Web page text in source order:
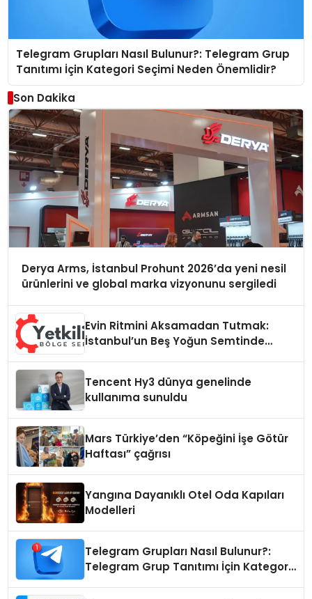
Telegram Grupları Nasıl Bulunur?: Telegram Grup
Tanıtımı İçin Kategori Seçimi Neden Önemlidir?
Son Dakika
Derya Arms, İstanbul Prohunt 2026’da yeni nesil
ürünlerini ve global marka vizyonunu sergiledi
Evin Ritmini Aksamadan Tutmak:
İstanbul’un Beş Yoğun Semtinde
Tencent Hy3 dünya genelinde
kullanıma sunuldu
Mars Türkiye’den “Köpeğini İşe Götür
Haftası” çağrısı
Yangına Dayanıklı Otel Oda Kapıları
Modelleri
Telegram Grupları Nasıl Bulunur?:
Telegram Grup Tanıtımı İçin Kategori